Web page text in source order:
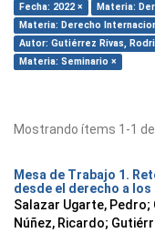
Fecha: 2022 ×
Materia:
Materia: Derecho
Autor: Gutiérrez Rivas,
Materia: Seminario ×
Mostrando ítems 1-1 de
Mesa de Trabajo 1.
desde el derecho a
Salazar Ugarte, Pedro;
Núñez, Ricardo;